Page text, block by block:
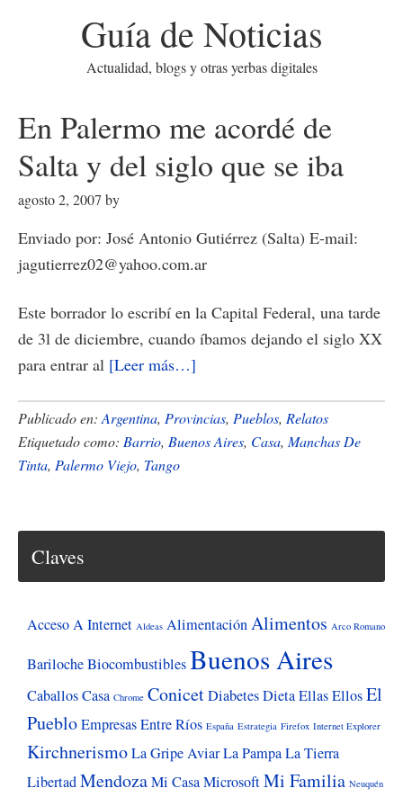
Guía de Noticias
Actualidad, blogs y otras yerbas digitales
En Palermo me acordé de
Salta y del siglo que se iba
agosto 2, 2007 by
Enviado por: José Antonio Gutiérrez (Salta) E-mail:
jagutierrez02@yahoo.com.ar
Este borrador lo escribí en la Capital Federal, una tarde
de 3l de diciembre, cuando íbamos dejando el siglo XX
para entrar al [Leer más…]
En
Palermo
siglo
que
se
iba
Publicado en: Argentina, Provincias, Pueblos, Relatos
Etiquetado como: Barrio, Buenos Aires, Casa, Manchas De
Tinta, Palermo Viejo, Tango
Claves
Acceso A Internet Aldeas AlimentaciónAlimentos Arco Romano
BarilocheBiocombustiblesBuenos Aires
CaballosCasa Chrome ConicetDiabetesDietaEllasEllosEl
PuebloEmpresasEntre Ríos España Estrategia Firefox Internet Explorer
KirchnerismoLa Gripe AviarLa PampaLa Tierra
LibertadMendozaMi CasaMicrosoftMi Familia Neuquén